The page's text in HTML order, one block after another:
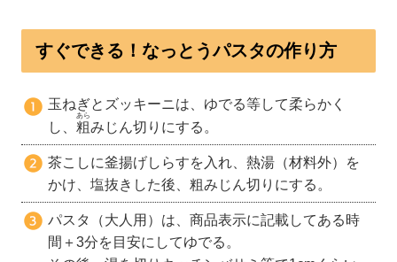
すぐできる！なっとうパスタの作り方
玉ねぎとズッキーニは、ゆでる等して柔らかく
し、 粗
あら
みじん切りにする。
茶こしに釜揚げしらすを入れ、熱湯（材料外）を
かけ、塩抜きした後、粗みじん切りにする。
パスタ（大人用）は、商品表示に記載してある時
間＋3分を目安にしてゆでる。